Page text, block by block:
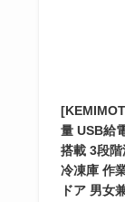
量 USB給
搭載 3段
冷凍庫 作
ドア 男女